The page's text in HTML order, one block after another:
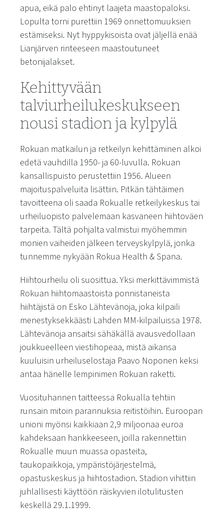
apua, eikä palo ehtinyt laajeta maastopaloksi.
Lopulta torni purettiin 1969 onnettomuuksien
estämiseksi. Nyt hyppykisoista ovat jäljellä enää
Lianjärven rinteeseen maastoutuneet
betonijalakset.
Kehittyvään
talviurheilukeskukseen
nousi stadion ja kylpylä
Rokuan matkailun ja retkeilyn kehittäminen alkoi
edetä vauhdilla 1950- ja 60-luvulla. Rokuan
kansallispuisto perustettiin 1956. Alueen
majoituspalveluita lisättiin. Pitkän tähtäimen
tavoitteena oli saada Rokualle retkeilykeskus tai
urheiluopisto palvelemaan kasvaneen hiihtoväen
tarpeita. Tältä pohjalta valmistui myöhemmin
monien vaiheiden jälkeen terveyskylpylä, jonka
tunnemme nykyään Rokua Health & Spana.
Hiihtourheilu oli suosittua. Yksi merkittävimmistä
Rokuan hiihtomaastoista ponnistaneista
hiihtäjistä on Esko Lähtevänoja, joka kilpaili
menestyksekkäästi Lahden MM-kilpailuissa 1978.
Lähtevänoja ansaitsi sähäkällä avausvedollaan
joukkueelleen viestihopeaa, mistä aikansa
kuuluisin urheiluselostaja Paavo Noponen keksi
antaa hänelle lempinimen Rokuan raketti.
Vuosituhannen taitteessa Rokualla tehtiin
runsain mitoin parannuksia reitistöihin. Euroopan
unioni myönsi kaikkiaan 2,9 miljoonaa euroa
kahdeksaan hankkeeseen, joilla rakennettiin
Rokualle muun muassa opasteita,
taukopaikkoja, ympäristöjärjestelmä,
opastuskeskus ja hiihtostadion. Stadion vihittiin
juhlallisesti käyttöön räiskyvien ilotulitusten
keskellä 29.1.1999.